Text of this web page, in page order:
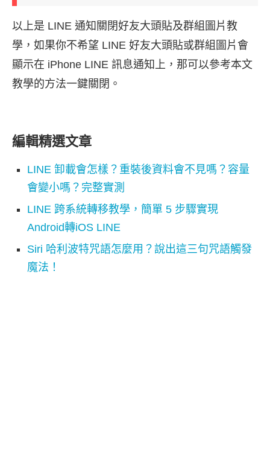
以上是 LINE 通知關閉好友大頭貼及群組圖片教
學，如果你不希望 LINE 好友大頭貼或群組圖片會
顯示在 iPhone LINE 訊息通知上，那可以參考本文
教學的方法一鍵關閉。
編輯精選文章
LINE 卸載會怎樣？重裝後資料會不見嗎？容量
會變小嗎？完整實測
LINE 跨系統轉移教學，簡單 5 步驟實現
Android轉iOS LINE
Siri 哈利波特咒語怎麼用？說出這三句咒語觸發
魔法！